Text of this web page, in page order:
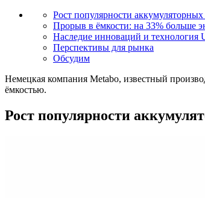
Рост популярности
Прорыв в ёмкости: на 33% больше
Наследие инноваций и технология
Перспективы для рынка
Обсудим
Немецкая компания Metabo, известный
ёмкостью.
Рост популярности